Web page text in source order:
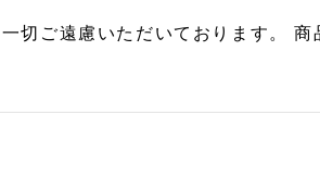
切ご遠慮いただいております。 商